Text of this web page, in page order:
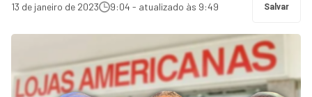
13 de janeiro de 2023 9:04 - atualizado às 9:49 Salvar